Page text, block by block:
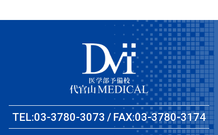
TEL:03-3780-3073 FAX:03-3780-3174